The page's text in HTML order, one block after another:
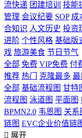
流快递 团建培训 技能
管理 会议纪要 SOP 成
合知识 人文历史 投资
进阶 个性风格 基础版
戏 旅游美食 节日节气
全部 免费 VIP免费 付
推荐 热门 克隆最多 最
全部 基础流程图 甘特
流程图 泳道图 平面图
BPMN2.0 韦恩图 关系
链图 EVC企业价值链
 展开